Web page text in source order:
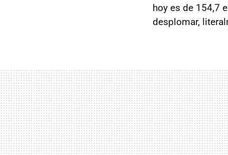
hoy es de 154,7
desplomar,